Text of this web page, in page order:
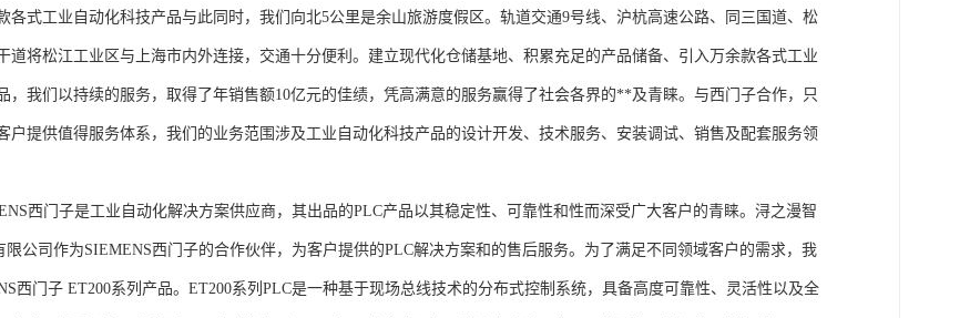
各式工业自动化科技产品与此同时，我们向北5公里是余山旅游度假区。轨道交通9号线、沪杭高速公路、同三国道、松
道将松江工业区与上海市内外连接，交通十分便利。建立现代化仓储基地、积累充足的产品储备、引入万余款各式工业
，我们以持续的服务，取得了年销售额10亿元的佳绩，凭高满意的服务赢得了社会各界的**及青睐。与西门子合作，只
户提供值得服务体系，我们的业务范围涉及工业自动化科技产品的设计开发、技术服务、安装调试、销售及配套服务领
子是工业自动化解决方案供应商，其出品的PLC产品以其稳定性、可靠性和性而深受广大客户的青睐。浔之漫智
限公司作为SIEMENS西门子的合作伙伴，为客户提供的PLC解决方案和的售后服务。为了满足不同领域客户的需求，我
西门子 ET200系列产品。ET200系列PLC是一种基于现场总线技术的分布式控制系统，具备高度可靠性、灵活性以及全